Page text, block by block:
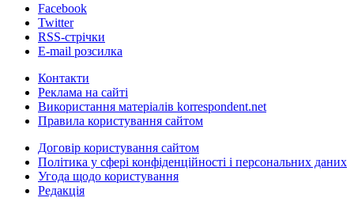
Facebook
Twitter
RSS-стрічки
E-mail розсилка
Контакти
Реклама на сайті
Використання матеріалів korrespondent.net
Правила користування сайтом
Договір користування сайтом
Політика у сфері конфіденційності і персональних даних
Угода щодо користування
Редакція